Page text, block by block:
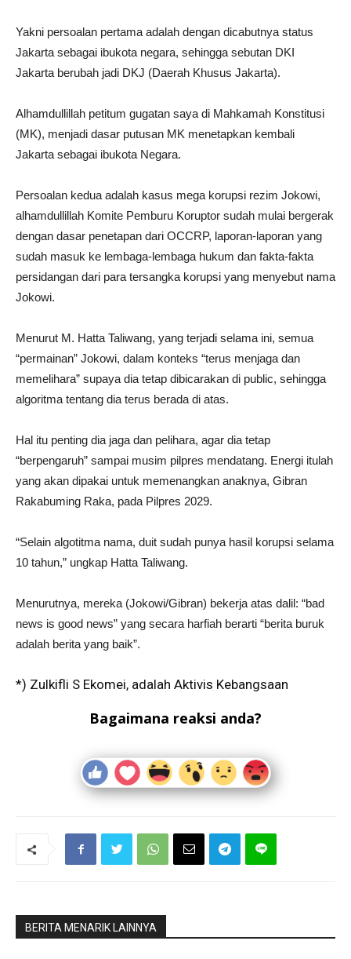
Yakni persoalan pertama adalah dengan dicabutnya status
Jakarta sebagai ibukota negara, sehingga sebutan DKI
Jakarta berubah jadi DKJ (Daerah Khusus Jakarta).
Alhamdullillah petitum gugatan saya di Mahkamah Konstitusi
(MK), menjadi dasar putusan MK menetapkan kembali
Jakarta sebagai ibukota Negara.
Persoalan kedua adalah kasus mega korupsi rezim Jokowi,
alhamdullillah Komite Pemburu Koruptor sudah mulai bergerak
dengan dasar penetapan dari OCCRP, laporan-laporan yang
sudah masuk ke lembaga-lembaga hukum dan fakta-fakta
persidangan dari para tersangka korupsi yang menyebut nama
Jokowi.
Menurut M. Hatta Taliwang, yang terjadi selama ini, semua
“permainan” Jokowi, dalam konteks “terus menjaga dan
memelihara” supaya dia tetap dibicarakan di public, sehingga
algoritma tentang dia terus berada di atas.
Hal itu penting dia jaga dan pelihara, agar dia tetap
“berpengaruh” sampai musim pilpres mendatang. Energi itulah
yang akan dipakai untuk memenangkan anaknya, Gibran
Rakabuming Raka, pada Pilpres 2029.
“Selain algotitma nama, duit sudah punya hasil korupsi selama
10 tahun,” ungkap Hatta Taliwang.
Menurutnya, mereka (Jokowi/Gibran) bekerja atas dalil: “bad
news is good news” yang secara harfiah berarti “berita buruk
adalah berita yang baik”.
*) Zulkifli S Ekomei, adalah Aktivis Kebangsaan
Bagaimana reaksi anda?
BERITA MENARIK LAINNYA